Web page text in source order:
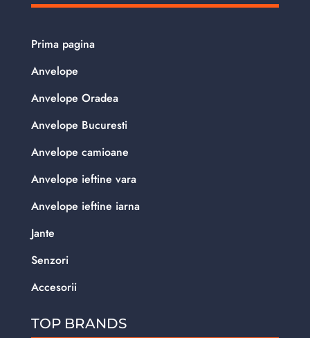
Prima pagina
Anvelope
Anvelope Oradea
Anvelope Bucuresti
Anvelope camioane
Anvelope ieftine vara
Anvelope ieftine iarna
Jante
Senzori
Accesorii
TOP BRANDS